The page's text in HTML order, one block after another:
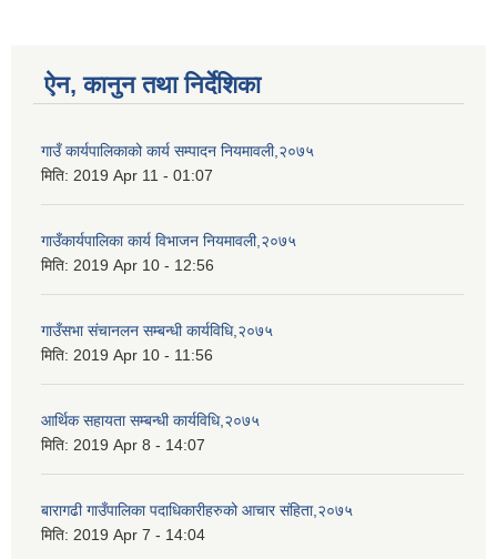
ऐन, कानुन तथा निर्देशिका
गाउँ कार्यपालिकाको कार्य सम्पादन नियमावली,२०७५
मिति: 2019 Apr 11 - 01:07
गाउँकार्यपालिका कार्य विभाजन नियमावली,२०७५
मिति: 2019 Apr 10 - 12:56
गाउँसभा संचानलन सम्बन्धी कार्यविधि,२०७५
मिति: 2019 Apr 10 - 11:56
आर्थिक सहायता सम्बन्धी कार्यविधि,२०७५
मिति: 2019 Apr 8 - 14:07
बारागढी गाउँपालिका पदाधिकारीहरुको आचार संहिता,२०७५
मिति: 2019 Apr 7 - 14:04